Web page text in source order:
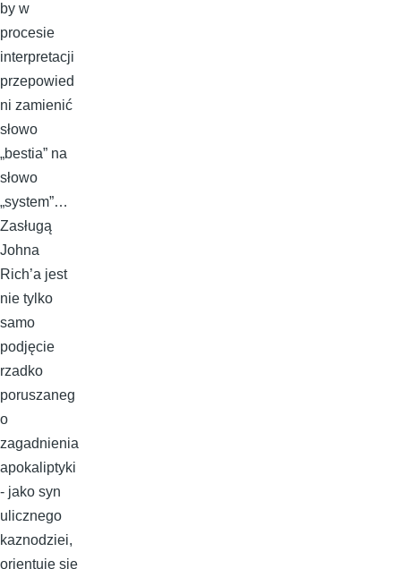
by w
procesie
interpretacji
przepowied
ni zamienić
słowo
„bestia” na
słowo
„system”…
Zasługą
Johna
Rich’a jest
nie tylko
samo
podjęcie
rzadko
poruszaneg
o
zagadnienia
apokaliptyki
- jako syn
ulicznego
kaznodziei,
orientuje się